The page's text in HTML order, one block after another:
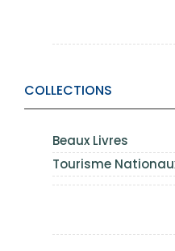
COLLECTIONS
Beaux Livres
Tourisme